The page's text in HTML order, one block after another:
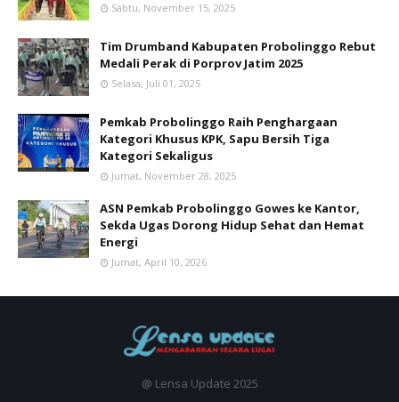
Sabtu, November 15, 2025
Tim Drumband Kabupaten Probolinggo Rebut
Medali Perak di Porprov Jatim 2025
Selasa, Juli 01, 2025
Pemkab Probolinggo Raih Penghargaan
Kategori Khusus KPK, Sapu Bersih Tiga
Kategori Sekaligus
Jumat, November 28, 2025
ASN Pemkab Probolinggo Gowes ke Kantor,
Sekda Ugas Dorong Hidup Sehat dan Hemat
Energi
Jumat, April 10, 2026
@ Lensa Update 2025